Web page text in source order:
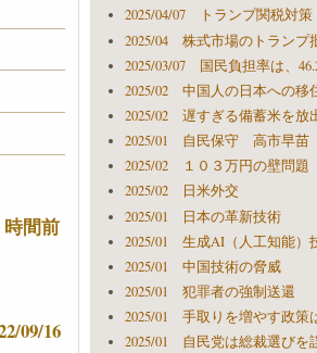
間前
09/16
2025/04/07 トランプ関税対策
2025/04 株式市場のトランプ
2025/03/07 国民負担率は、
2025/02 中国人の日本への移
2025/02 遅すぎる備蓄米を放
2025/01 自民保守 高市早苗
2025/02 １０３万円の壁問
2025/02 日米外交
2025/01 日本の革新技術
2025/01 生成AI（人工知能）
2025/01 中国技術の脅威
2025/01 犯罪者の強制送還
2025/01 手取りを増やす政策
2025/01 自民党は総裁選びを